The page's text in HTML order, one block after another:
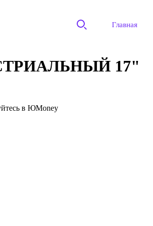
Главная
17"
в ЮMoney